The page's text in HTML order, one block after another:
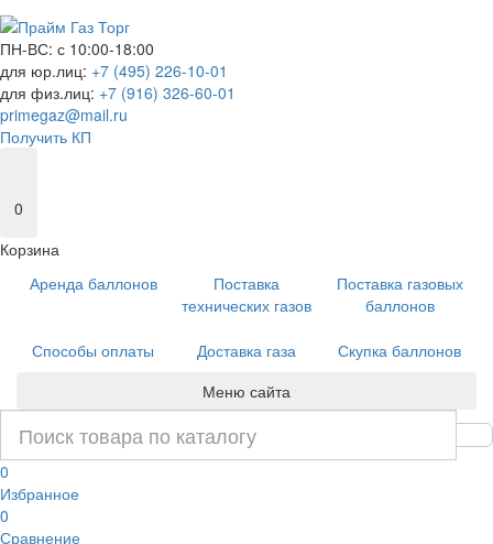
ПН-ВС: с 10:00-18:00
для юр.лиц: +7 (495) 226-10-01
для физ.лиц: +7 (916) 326-60-01
primegaz@mail.ru
Получить КП
0
Корзина
Аренда баллонов
Поставка
технических газов
Поставка газовых
баллонов
Способы оплаты Доставка газа
Скупка баллонов
Меню сайта
0
Избранное
0
Сравнение